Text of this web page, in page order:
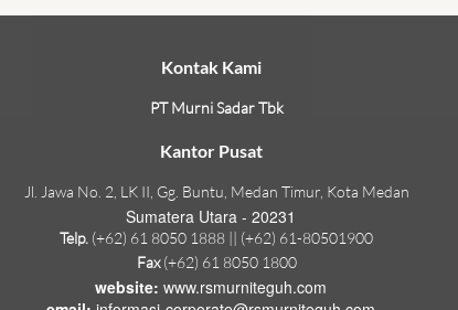
Kontak Kami
PT Murni Sadar Tbk
Kantor Pusat
Jl. Jawa No. 2, LK II, Gg. Buntu, Medan Timur, Kota Medan
Sumatera Utara - 20231
Telp. (+62) 61 8050 1888 || (+62) 61-80501900
Fax(+62) 61 8050 1800
website: www.rsmurniteguh.com